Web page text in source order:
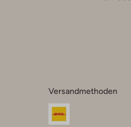
Versandmethoden